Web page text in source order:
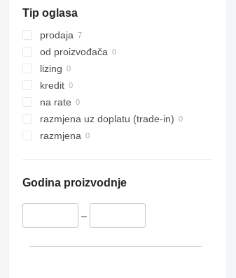
323
324
325
326
329
330
336
345
375
390
LTM 1080
LTM 1090
LTM 1100
LTM 1120
LTM 1130
LTM 1140
LTM 1160
LTM 1200
LTM 1250
LTM 1300
LTM 1350
R906
R912
R914
R916
R920
R922
R924
R926
R942
R944
R946
Tip oglasa
prodaja
od proizvođača
lizing
kredit
na rate
razmjena uz doplatu (trade-in)
razmjena
Godina proizvodnje
–